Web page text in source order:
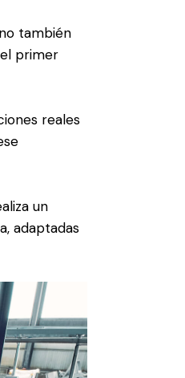
también
primer
reales
un
adaptadas